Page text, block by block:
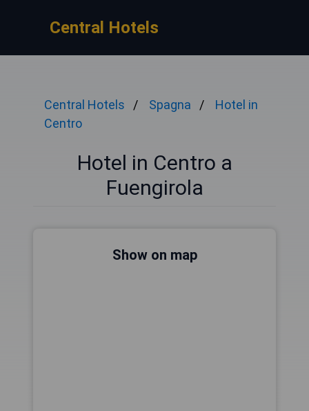
Central Hotels
Central Hotels Spagna
Hotel in
Centro
Hotel in Centro a
Fuengirola
Show on map